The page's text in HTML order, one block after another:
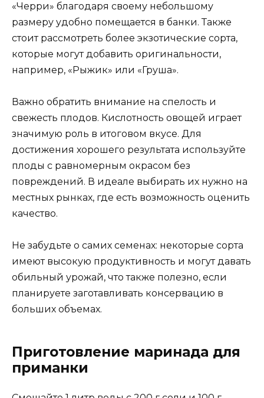
«Черри» благодаря своему небольшому
размеру удобно помещается в банки. Также
стоит рассмотреть более экзотические сорта,
которые могут добавить оригинальности,
например, «Рыжик» или «Груша».
Важно обратить внимание на спелость и
свежесть плодов. Кислотность овощей играет
значимую роль в итоговом вкусе. Для
достижения хорошего результата используйте
плоды с равномерным окрасом без
повреждений. В идеале выбирать их нужно на
местных рынках, где есть возможность оценить
качество.
Не забудьте о самих семенах: некоторые сорта
имеют высокую продуктивность и могут давать
обильный урожай, что также полезно, если
планируете заготавливать консервацию в
больших объемах.
Приготовление маринада для
приманки